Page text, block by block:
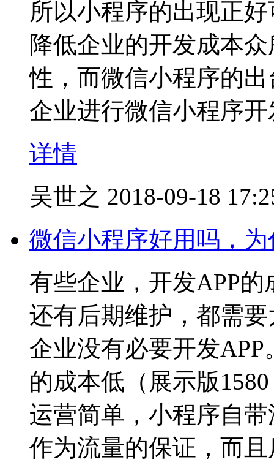
所以小程序的出现正
降低企业的开发成本
性，而微信小程序的
企业进行微信小程序
详情
吴世之 2018-09-18
微信小程序好用吗，
有些企业，开发APP
还有后期维护，都需
企业没有必要开发
的成本低（展示版
运营简单，小程序自
作为流量的保证，而